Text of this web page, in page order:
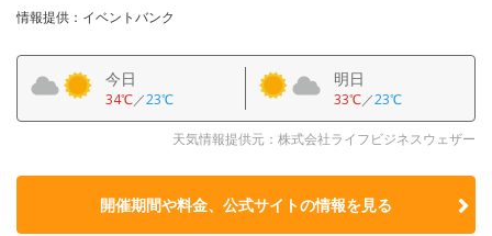
情報提供：イベントバンク
今日
34℃／23℃
明日
33℃／23℃
天気情報提供元：株式会社ライフビジネスウェザー
開催期間や料金、公式サイトの情報を見る